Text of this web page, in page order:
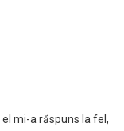
mi-a răspuns la fel,